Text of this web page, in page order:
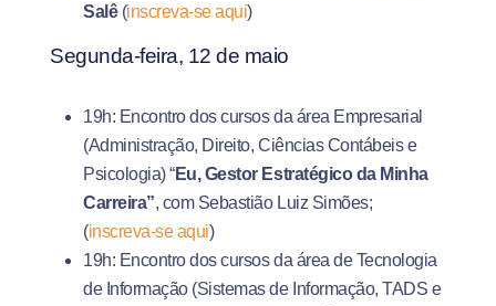
Salê (inscreva-se aqui)
Segunda-feira, 12 de maio
19h: Encontro dos cursos da área Empresarial
(Administração, Direito, Ciências Contábeis e
Psicologia) “Eu, Gestor Estratégico da Minha
Carreira”, com Sebastião Luiz Simões;
(inscreva-se aqui)
19h: Encontro dos cursos da área de Tecnologia
de Informação (Sistemas de Informação, TADS e